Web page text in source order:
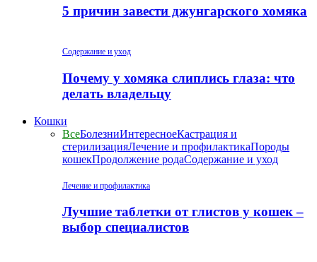
5 причин завести джунгарского хомяка
Содержание и уход
Почему у хомяка слиплись глаза: что
делать владельцу
Кошки
ВсеБолезниИнтересноеКастрация и
стерилизацияЛечение и профилактикаПороды
кошекПродолжение родаСодержание и уход
Лечение и профилактика
Лучшие таблетки от глистов у кошек –
выбор специалистов